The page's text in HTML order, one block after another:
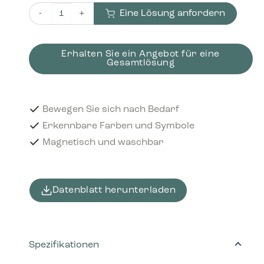
Piktogramm Refundable 16x3 cm Magnetisch Hellgrün
Eine Lösung anfordern
Erhalten Sie ein Angebot für eine
Gesamtlösung
Bewegen Sie sich nach Bedarf
Erkennbare Farben und Symbole
Magnetisch und waschbar
Datenblatt herunterladen
Spezifikationen